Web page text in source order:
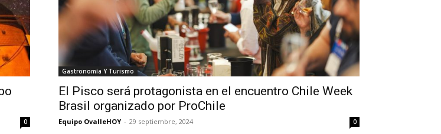
0
Gastronomía Y Turismo
El Pisco será protagonista en el encuentro Chile Week
Brasil organizado por ProChile
Equipo OvalleHOY - 29 septiembre, 2024 0